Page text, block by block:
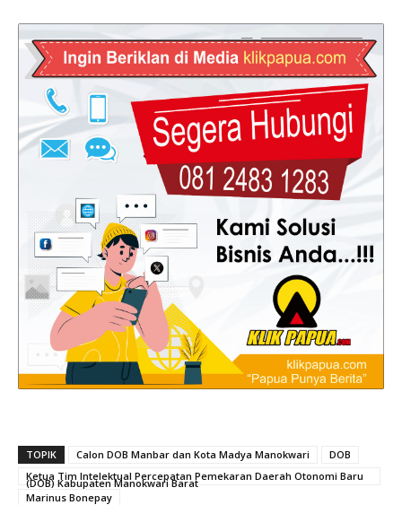
TOPIK Calon DOB Manbar dan Kota Madya Manokwari
DOB
Ketua Tim Intelektual Percepatan Pemekaran Daerah Otonomi Baru
(DOB) Kabupaten Manokwari Barat
Marinus Bonepay